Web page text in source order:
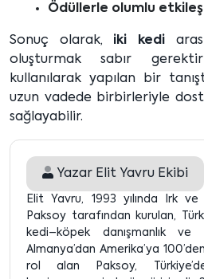
Ödüllerle olumlu
Sonuç olarak, iki kedi
oluşturmak sabır
kullanılarak yapılan bir
uzun vadede birbirleriyle
sağlayabilir.
Yazar Elit Yavru Ekibi
Elit Yavru, 1993 yılında Irk ve
Paksoy tarafından kurulan,
kedi–köpek danışmanlık ve
Almanya’dan Amerika’ya
rol alan Paksoy,